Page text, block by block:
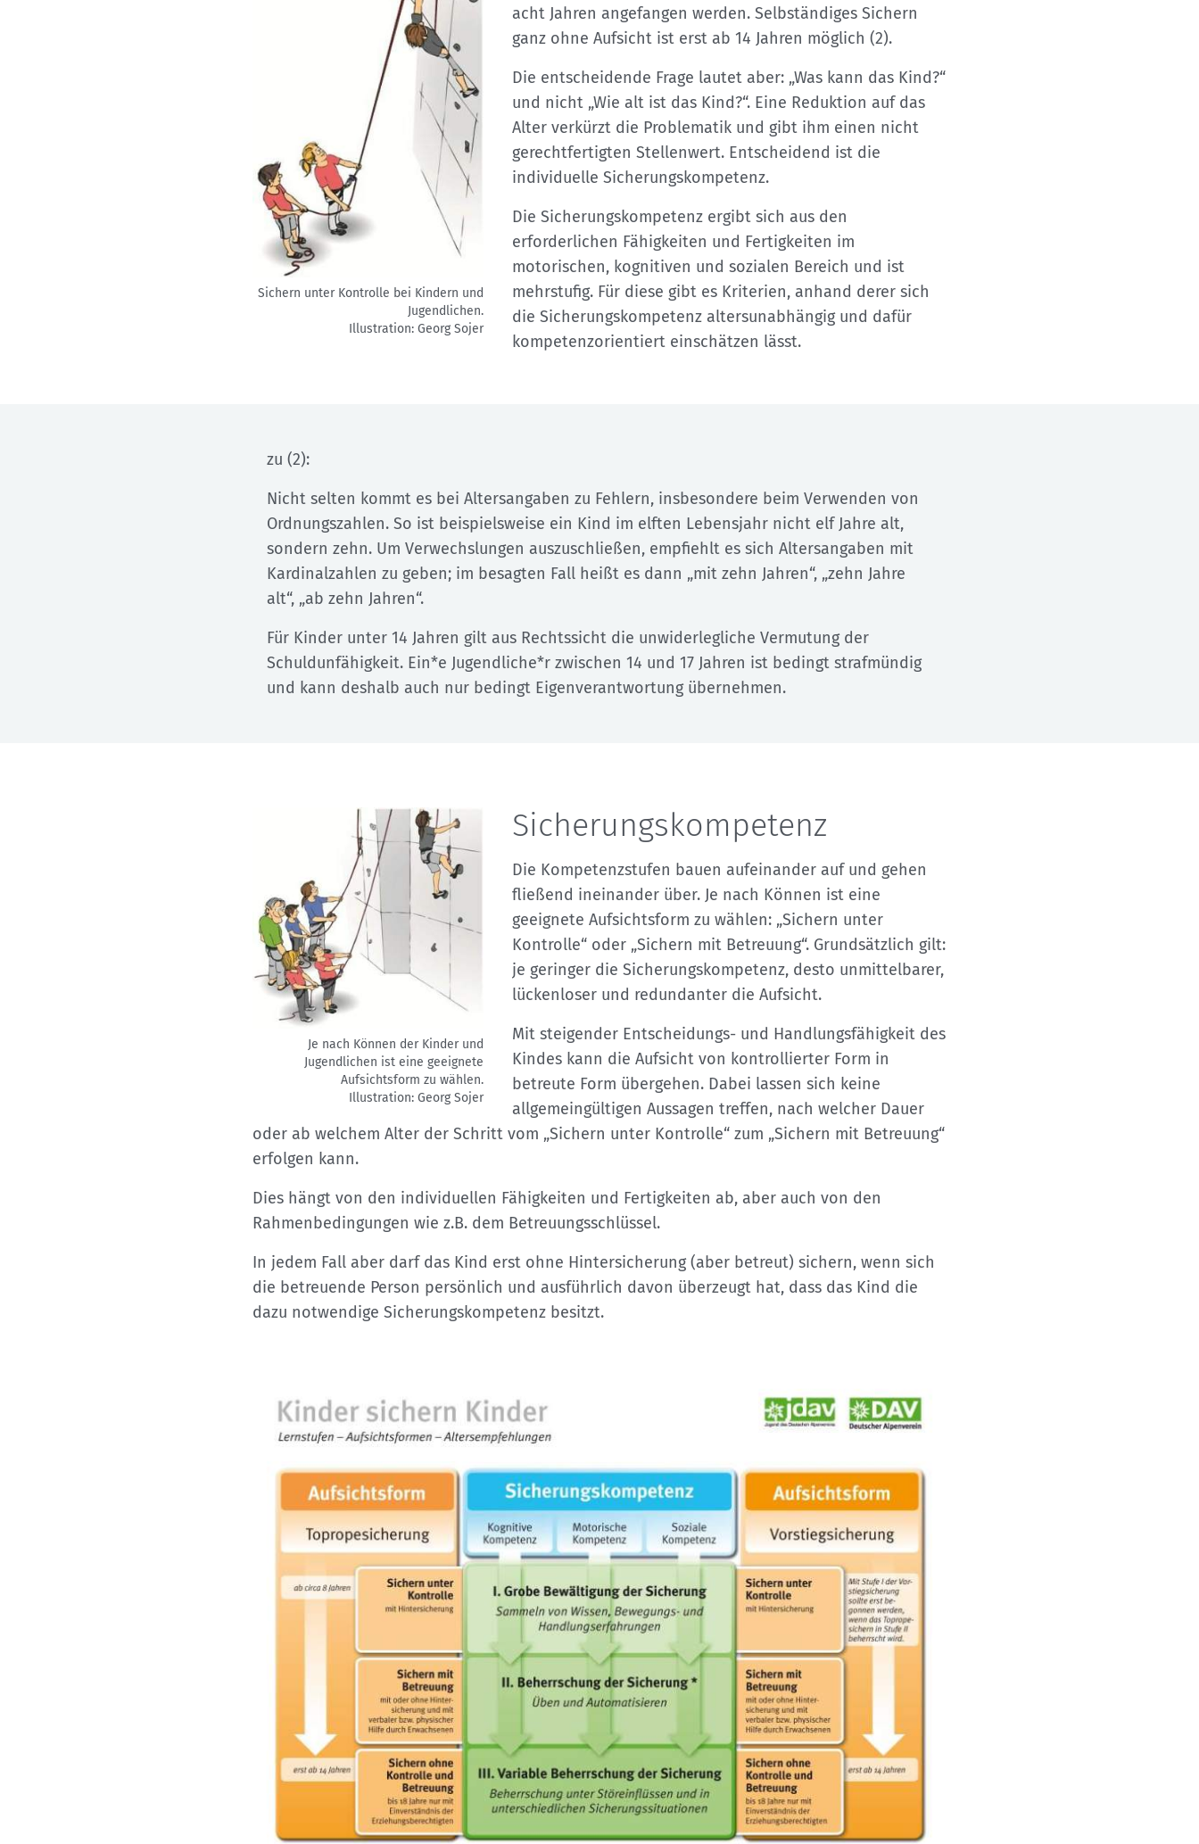
Sichern unter Kontrolle bei Kindern und
Jugendlichen.
Illustration: Georg Sojer
acht Jahren angefangen werden. Selbständiges Sichern
ganz ohne Aufsicht ist erst ab 14 Jahren möglich (2).
Die entscheidende Frage lautet aber: „Was kann das Kind?“
und nicht „Wie alt ist das Kind?“. Eine Reduktion auf das
Alter verkürzt die Problematik und gibt ihm einen nicht
gerechtfertigten Stellenwert. Entscheidend ist die
individuelle Sicherungskompetenz.
Die Sicherungskompetenz ergibt sich aus den
erforderlichen Fähigkeiten und Fertigkeiten im
motorischen, kognitiven und sozialen Bereich und ist
mehrstufig. Für diese gibt es Kriterien, anhand derer sich
die Sicherungskompetenz altersunabhängig und dafür
kompetenzorientiert einschätzen lässt.
zu (2):
Nicht selten kommt es bei Altersangaben zu Fehlern, insbesondere beim Verwenden von
Ordnungszahlen. So ist beispielsweise ein Kind im elften Lebensjahr nicht elf Jahre alt,
sondern zehn. Um Verwechslungen auszuschließen, empfiehlt es sich Altersangaben mit
Kardinalzahlen zu geben; im besagten Fall heißt es dann „mit zehn Jahren“, „zehn Jahre
alt“, „ab zehn Jahren“.
Für Kinder unter 14 Jahren gilt aus Rechtssicht die unwiderlegliche Vermutung der
Schuldunfähigkeit. Ein*e Jugendliche*r zwischen 14 und 17 Jahren ist bedingt strafmündig
und kann deshalb auch nur bedingt Eigenverantwortung übernehmen.
Je nach Können der Kinder und
Jugendlichen ist eine geeignete
Aufsichtsform zu wählen.
Illustration: Georg Sojer
Sicherungskompetenz
Die Kompetenzstufen bauen aufeinander auf und gehen
fließend ineinander über. Je nach Können ist eine
geeignete Aufsichtsform zu wählen: „Sichern unter
Kontrolle“ oder „Sichern mit Betreuung“. Grundsätzlich gilt:
je geringer die Sicherungskompetenz, desto unmittelbarer,
lückenloser und redundanter die Aufsicht.
Mit steigender Entscheidungs- und Handlungsfähigkeit des
Kindes kann die Aufsicht von kontrollierter Form in
betreute Form übergehen. Dabei lassen sich keine
allgemeingültigen Aussagen treffen, nach welcher Dauer
oder ab welchem Alter der Schritt vom „Sichern unter Kontrolle“ zum „Sichern mit Betreuung“
erfolgen kann.
Dies hängt von den individuellen Fähigkeiten und Fertigkeiten ab, aber auch von den
Rahmenbedingungen wie z.B. dem Betreuungsschlüssel.
In jedem Fall aber darf das Kind erst ohne Hintersicherung (aber betreut) sichern, wenn sich
die betreuende Person persönlich und ausführlich davon überzeugt hat, dass das Kind die
dazu notwendige Sicherungskompetenz besitzt.